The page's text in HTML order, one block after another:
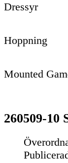
Dressyr
Hoppning
Mounted
260509-10